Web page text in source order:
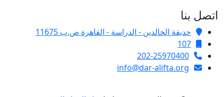
اتصل بنا
حديقة الخالدين - الدراسة - القاهرة ص.ب 11675
107
202-25970400
info@dar-alifta.org